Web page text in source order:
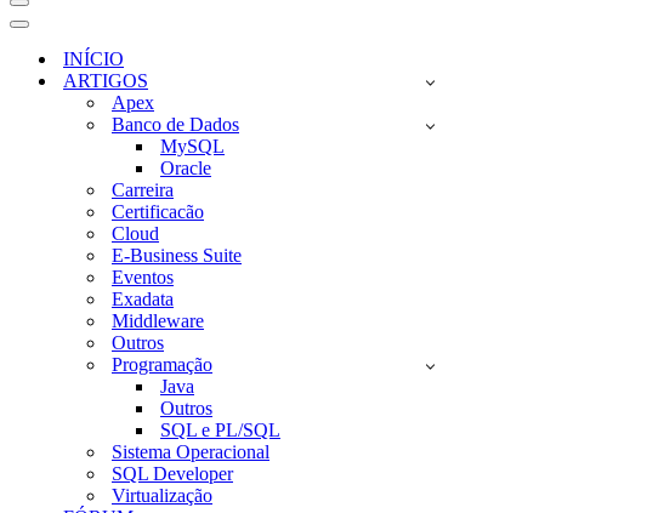
Menu
de
navegação
Menu
navegaçãoINÍCIO
ARTIGOS
Apex
Banco de Dados
MySQL
Oracle
Carreira
Certificacão
Cloud
E-Business Suite
Eventos
Exadata
Middleware
Outros
Programação
Java
Outros
SQL e PL/SQL
Sistema Operacional
SQL Developer
Virtualização